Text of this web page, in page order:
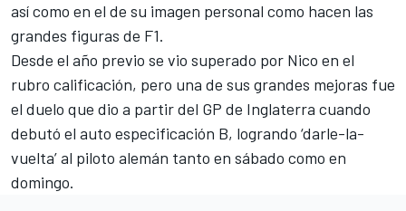
así como en el de su imagen personal como hacen las
grandes figuras de F1.
Desde el año previo se vio superado por Nico en el
rubro calificación, pero una de sus grandes mejoras fue
el duelo que dio a partir del GP de Inglaterra cuando
debutó el auto especificación B, logrando ‘darle-la-
vuelta’ al piloto alemán tanto en sábado como en
domingo.